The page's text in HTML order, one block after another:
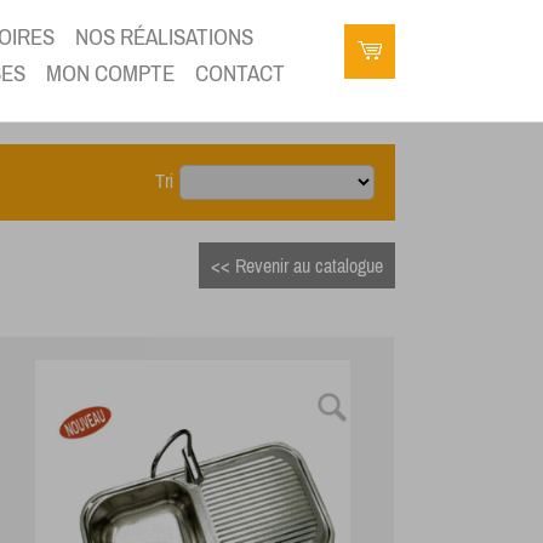
NOS RÉALISATIONS
MON COMPTE CONTACT
Tri
<< Revenir au catalogue